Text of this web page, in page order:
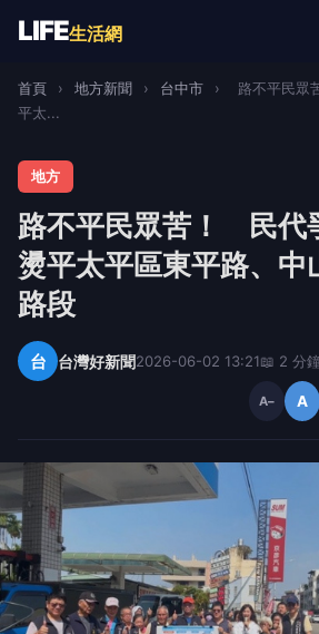
LIFE生活網
首頁 › 地方新聞 › 台中市 ›
路不平民眾
平太...
地方
路不平民眾苦！ 民代
燙平太平區東平路、中
路段
台 台灣好新聞2026-06-02 13:21📖 2 分
A− A